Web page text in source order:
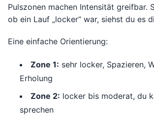
Pulszonen machen Intensität greifbar.
ob ein Lauf „locker“ war, siehst du es
Eine einfache Orientierung:
Zone 1: sehr locker, Spazieren,
Erholung
Zone 2: locker bis moderat, du
sprechen